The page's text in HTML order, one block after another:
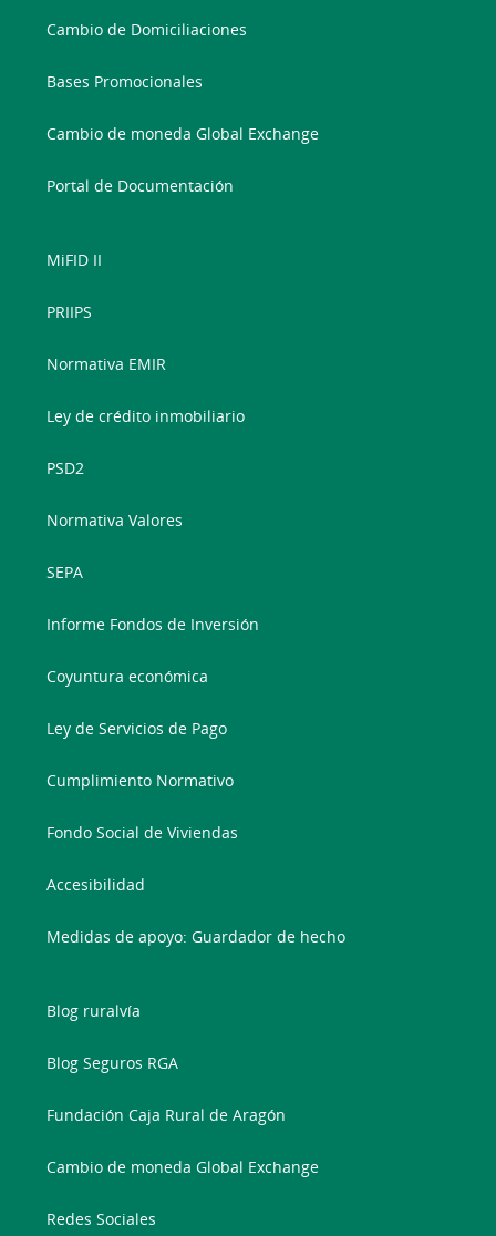
Cambio de Domiciliaciones
Bases Promocionales
Cambio de moneda Global Exchange
Portal de Documentación
MiFID II
PRIIPS
Normativa EMIR
Ley de crédito inmobiliario
PSD2
Normativa Valores
SEPA
Informe Fondos de Inversión
Coyuntura económica
Ley de Servicios de Pago
Cumplimiento Normativo
Fondo Social de Viviendas
Accesibilidad
Medidas de apoyo: Guardador de hecho
Blog ruralvía
Blog Seguros RGA
Fundación Caja Rural de Aragón
Cambio de moneda Global Exchange
Redes Sociales